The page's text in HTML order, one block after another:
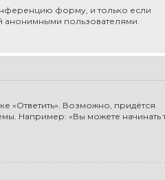
форму, и только если
анонимными пользователями.
«Ответить». Возможно, придётся
Например: «Вы можете начинать